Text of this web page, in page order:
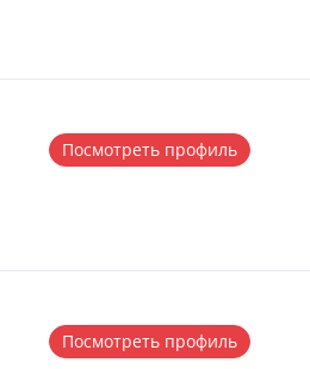
Посмотреть профиль
Посмотреть профиль